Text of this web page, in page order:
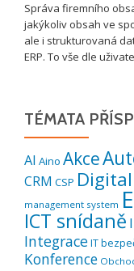
Správa firemního
jakýkoliv obsah ve
ale i strukturovaná
ERP. To vše dle
TÉMATA
AI Aino Akce
CRM CSP
management system
ICT snídaně
IntegraceIT
Konference